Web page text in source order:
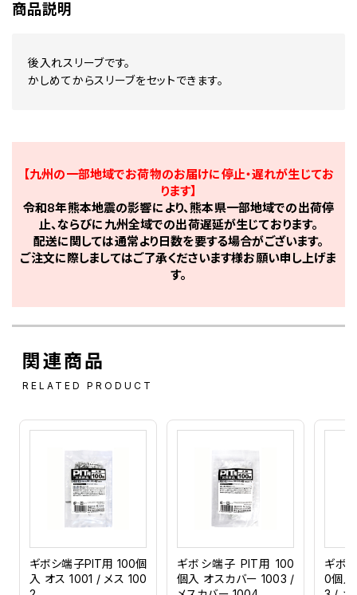
商品説明
後入れスリーブです。
かしめてからスリーブをセットできます。
【九州の一部地域でお荷物のお届けに停止・遅れが生じてお
ります】
令和8年熊本地震の影響により、熊本県一部地域での出荷停
止、ならびに九州全域での出荷遅延が生じております。
配送に関しては通常より日数を要する場合がございます。
ご注文に際しましてはご了承くださいます様お願い申し上げま
す。
関連商品
RELATED PRODUCT
ギボシ端子PIT用 100個
入 オス 1001 / メス 100
ギボシ端子 PIT用 100
個入 オスカバー 1003 /
ギボ
0個入